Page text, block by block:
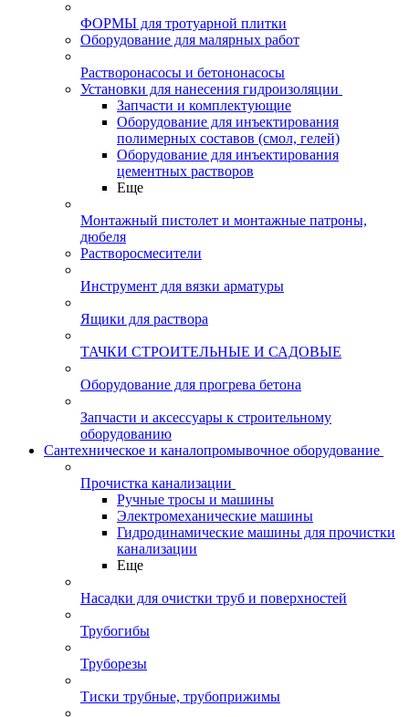
ФОРМЫ для тротуарной плитки
Оборудование для малярных работ
Растворонасосы и бетононасосы
Установки для нанесения гидроизоляции
Запчасти и комплектующие
Оборудование для инъектирования
полимерных составов (смол, гелей)
Оборудование для инъектирования
цементных растворов
Еще
Монтажный пистолет и монтажные патроны,
дюбеля
Растворосмесители
Инструмент для вязки арматуры
Ящики для раствора
ТАЧКИ СТРОИТЕЛЬНЫЕ И САДОВЫЕ
Оборудование для прогрева бетона
Запчасти и аксессуары к строительному
оборудованию
Сантехническое и каналопромывочное оборудование
Прочистка канализации
Ручные тросы и машины
Электромеханические машины
Гидродинамические машины для прочистки
канализации
Еще
Насадки для очистки труб и поверхностей
Трубогибы
Труборезы
Тиски трубные, трубоприжимы